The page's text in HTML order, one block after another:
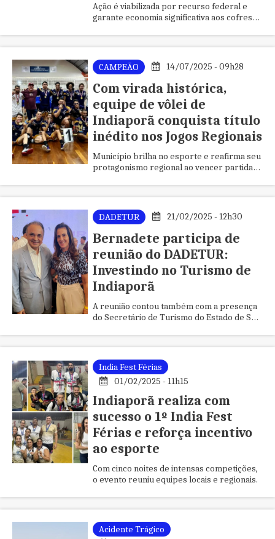
Ação é viabilizada por recurso federal e
garante economia significativa aos cofres
CAMPEÃO 14/07/2025 - 09h28
Com virada histórica,
equipe de vôlei de
Indiaporã conquista título
inédito nos Jogos Regionais
Município brilha no esporte e reafirma seu
protagonismo regional ao vencer partida
DADETUR 21/02/2025 - 12h30
Bernadete participa de
reunião do DADETUR:
Investindo no Turismo de
Indiaporã
A reunião contou também com a presença
do Secretário de Turismo do Estado de São
India Fest Férias
01/02/2025 - 11h15
Indiaporã realiza com
sucesso o 1º India Fest
Férias e reforça incentivo
ao esporte
Com cinco noites de intensas competições,
o evento reuniu equipes locais e regionais.
Acidente Trágico